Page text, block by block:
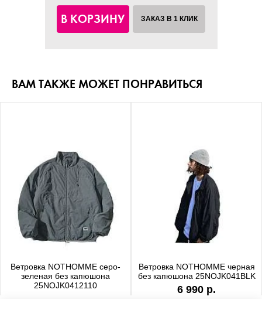
В КОРЗИНУ ЗАКАЗ В 1 КЛИК
ВАМ ТАКЖЕ МОЖЕТ ПОНРАВИТЬСЯ
Ветровка NOTHOMME серо-
зеленая без капюшона
25NOJK0412110
Ветровка NOTHOMME черная
без капюшона 25NOJK041BLK
6 990 р.